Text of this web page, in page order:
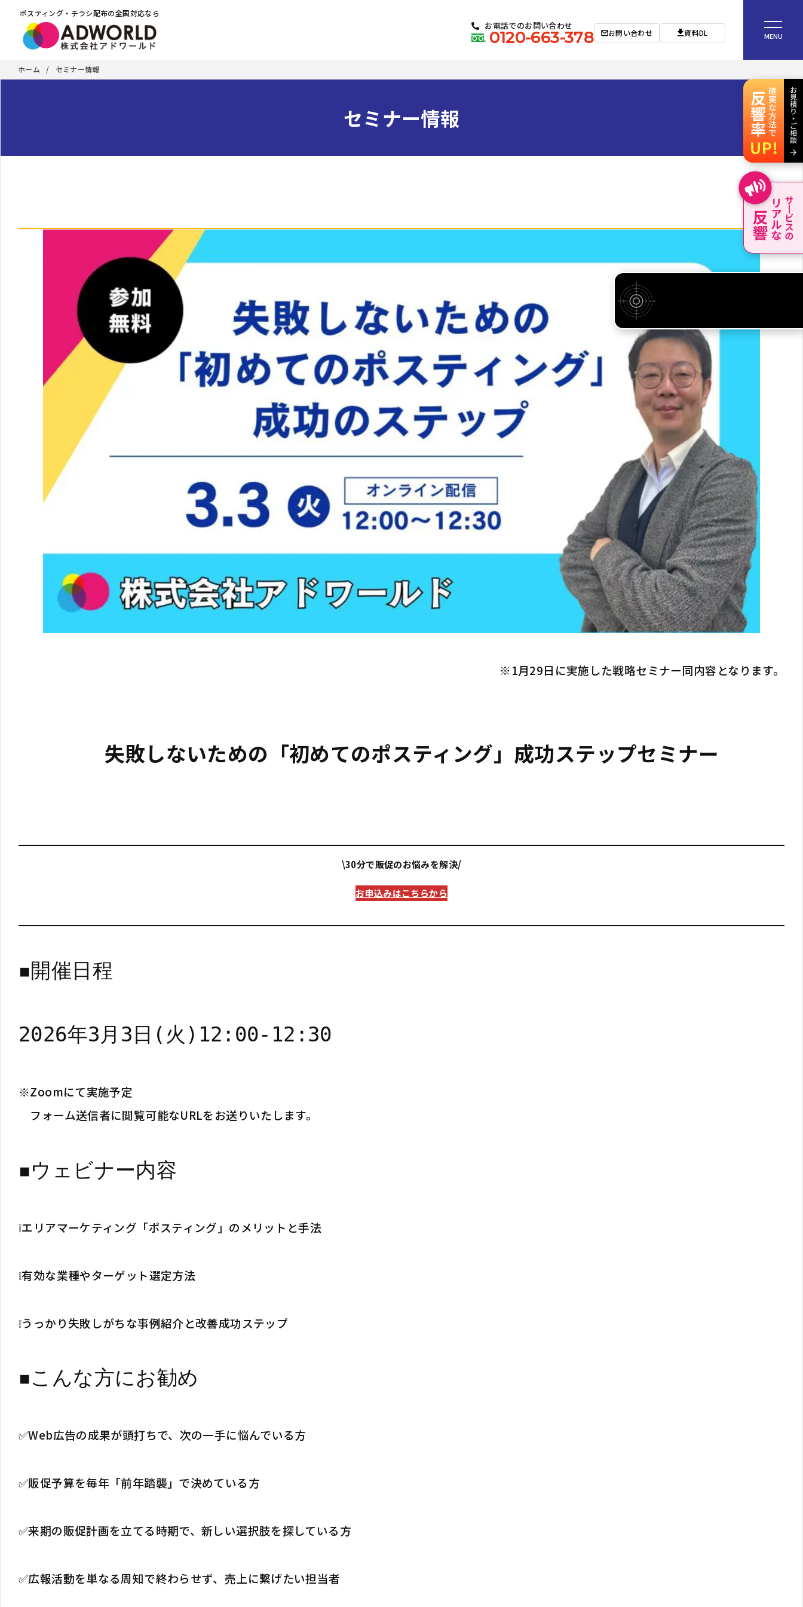
ポスティング・チラシ配布の全国対応なら
お電話でのお問い合わせ
0120-663-378 お問い合わせ 資料DL MENU
ホーム セミナー情報
セミナー情報
※1月29日に実施した戦略セミナー同内容となります。
失敗しないための「初めてのポスティング」成功ステップセミナー
\30分で販促のお悩みを解決/
お申込みはこちらから
◾️開催日程
2026年3月3日(火)12:00-12:30
※Zoomにて実施予定
フォーム送信者に閲覧可能なURLをお送りいたします。
◾️ウェビナー内容
❕エリアマーケティング「ポスティング」のメリットと手法
❕有効な業種やターゲット選定方法
❕うっかり失敗しがちな事例紹介と改善成功ステップ
◾️こんな方にお勧め
✅Web広告の成果が頭打ちで、次の一手に悩んでいる方
✅販促予算を毎年「前年踏襲」で決めている方
✅来期の販促計画を立てる時期で、新しい選択肢を探している方
✅広報活動を単なる周知で終わらせず、売上に繋げたい担当者